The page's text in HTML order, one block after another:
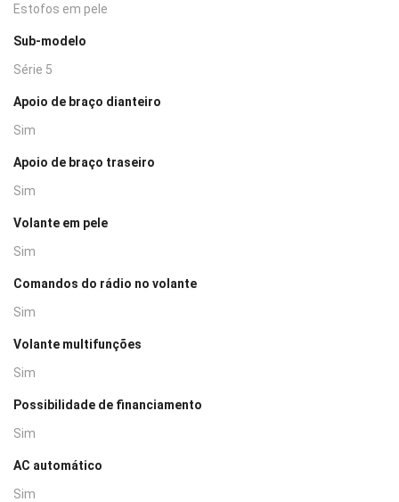
Estofos em pele
Sub-modelo
Série 5
Apoio de braço dianteiro
Sim
Apoio de braço traseiro
Sim
Volante em pele
Sim
Comandos do rádio no volante
Sim
Volante multifunções
Sim
Possibilidade de financiamento
Sim
AC automático
Sim